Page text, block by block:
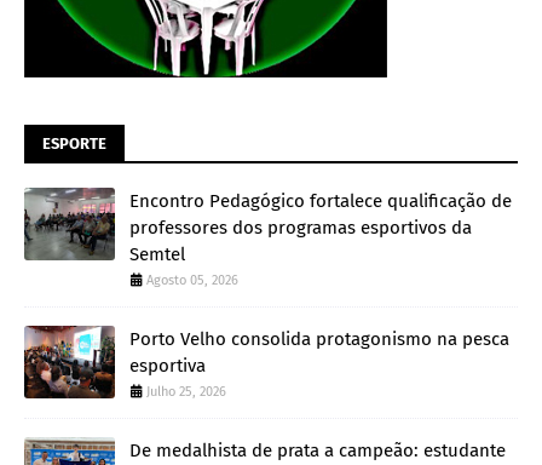
ESPORTE
Encontro Pedagógico fortalece qualificação de
professores dos programas esportivos da
Semtel
Agosto 05, 2026
Porto Velho consolida protagonismo na pesca
esportiva
Julho 25, 2026
De medalhista de prata a campeão: estudante